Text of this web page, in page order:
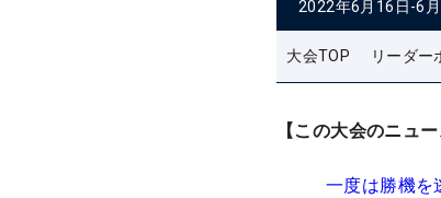
2022年6月16日-6
大会TOP リーダー
【この大会のニュー
一度は勝機を